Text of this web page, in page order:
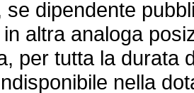
se dipendente
altra analoga
per tutta la durata
nella